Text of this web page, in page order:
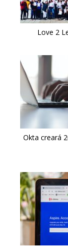
Love 2
Okta creará